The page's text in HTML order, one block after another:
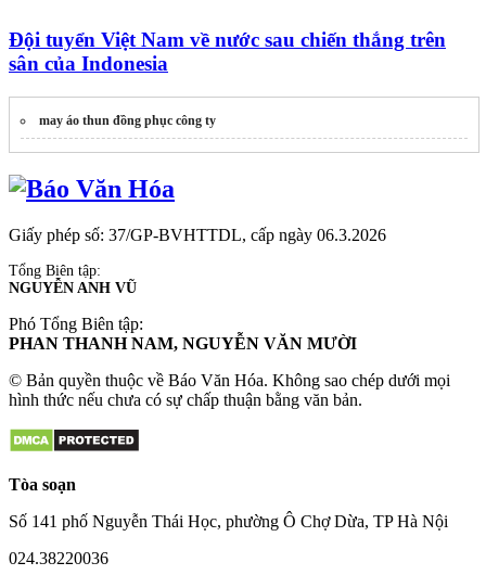
Đội tuyển Việt Nam về nước sau chiến thắng trên
sân của Indonesia
may áo thun đồng phục công ty
Giấy phép số: 37/GP-BVHTTDL, cấp ngày 06.3.2026
Tổng Biên tập:
NGUYỄN ANH VŨ
Phó Tổng Biên tập:
PHAN THANH NAM, NGUYỄN VĂN MƯỜI
© Bản quyền thuộc về Báo Văn Hóa. Không sao chép dưới mọi
hình thức nếu chưa có sự chấp thuận bằng văn bản.
Tòa soạn
Số 141 phố Nguyễn Thái Học, phường Ô Chợ Dừa, TP Hà Nội
024.38220036